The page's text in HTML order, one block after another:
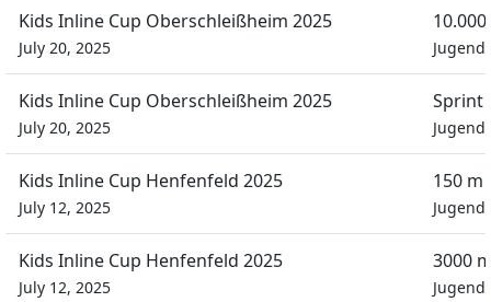
Kids Inline Cup Oberschleißheim 2025
July 20, 2025 Jugend
Kids Inline Cup Oberschleißheim 2025
July 20, 2025
Sprint
Jugend
Kids Inline Cup Henfenfeld 2025
July 12, 2025
150 m
Jugend
Kids Inline Cup Henfenfeld 2025
July 12, 2025
3000
Jugend